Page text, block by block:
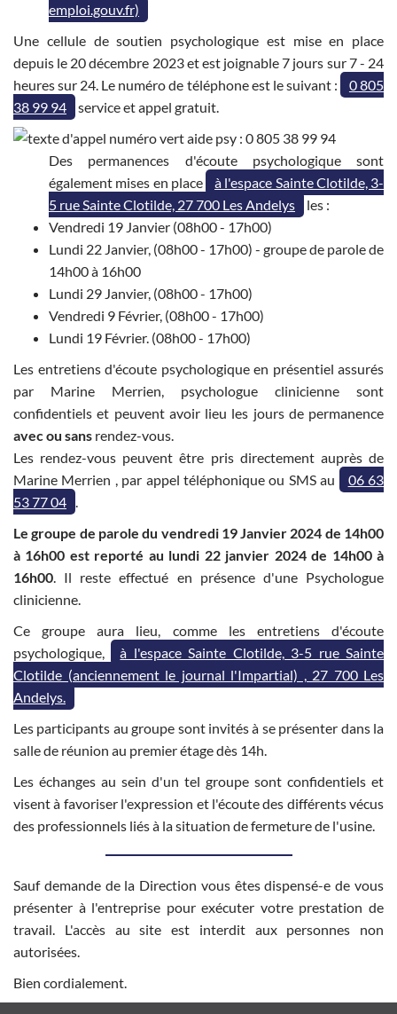
emploi.gouv.fr)
Une cellule de soutien psychologique est mise en place
depuis le 20 décembre 2023 et est joignable 7 jours sur 7 - 24
heures sur 24. Le numéro de téléphone est le suivant :
0 805
38 99 94
service et appel gratuit.
Des permanences d'écoute psychologique sont
également mises en place
à l'espace Sainte Clotilde, 3-
5 rue Sainte Clotilde, 27 700 Les Andelys
les :
Vendredi 19 Janvier (08h00 - 17h00)
Lundi 22 Janvier, (08h00 - 17h00) - groupe de parole de
14h00 à 16h00
Lundi 29 Janvier, (08h00 - 17h00)
Vendredi 9 Février, (08h00 - 17h00)
Lundi 19 Février. (08h00 - 17h00)
Les entretiens d'écoute psychologique en présentiel assurés
par Marine Merrien, psychologue clinicienne sont
confidentiels et peuvent avoir lieu les jours de permanence
avec ou sans rendez-vous.
Les rendez-vous peuvent être pris directement auprès de
Marine Merrien , par appel téléphonique ou SMS au
06 63
53 77 04 .
Le groupe de parole du vendredi 19 Janvier 2024 de 14h00
à 16h00 est reporté au lundi 22 janvier 2024 de 14h00 à
16h00. Il reste effectué en présence d'une Psychologue
clinicienne.
Ce groupe aura lieu, comme les entretiens d'écoute
psychologique,
à l'espace Sainte Clotilde, 3-5 rue Sainte
Clotilde (anciennement le journal l'Impartial) , 27 700 Les
Andelys.
Les participants au groupe sont invités à se présenter dans la
salle de réunion au premier étage dès 14h.
Les échanges au sein d'un tel groupe sont confidentiels et
visent à favoriser l'expression et l'écoute des différents vécus
des professionnels liés à la situation de fermeture de l'usine.
Sauf demande de la Direction vous êtes dispensé-e de vous
présenter à l'entreprise pour exécuter votre prestation de
travail. L'accès au site est interdit aux personnes non
autorisées.
Bien cordialement.